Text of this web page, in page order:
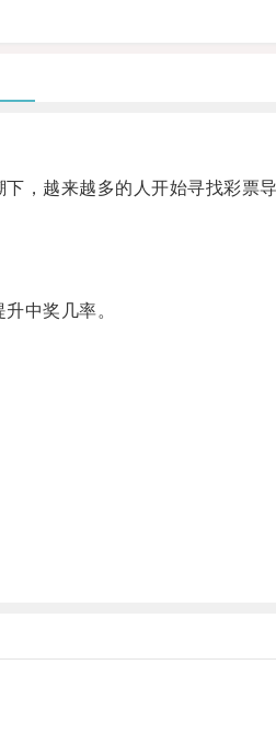
越来越多的人开始寻找彩票导
中奖几率。